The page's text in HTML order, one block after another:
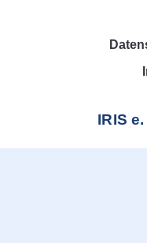
IRIS